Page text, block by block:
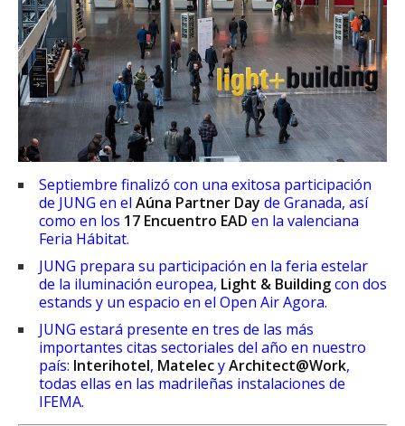
Septiembre finalizó con una exitosa participación
de JUNG en el Aúna Partner Day de Granada, así
como en los 17 Encuentro EAD en la valenciana
Feria Hábitat.
JUNG prepara su participación en la feria estelar
de la iluminación europea, Light & Buildingcon dos
estands y un espacio en el Open Air Agora.
JUNG estará presente en tres de las más
importantes citas sectoriales del año en nuestro
país: Interihotel, MatelecyArchitect@Work,
todas ellas en las madrileñas instalaciones de
IFEMA.